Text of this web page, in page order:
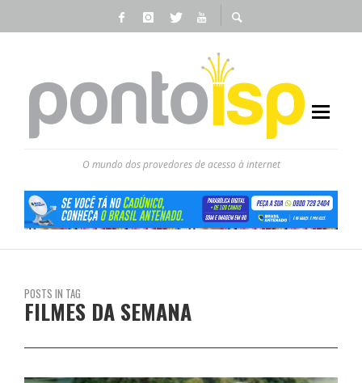
O mundo dos provedores de acesso à internet
POSTS IN TAG
FILMES DA SEMANA